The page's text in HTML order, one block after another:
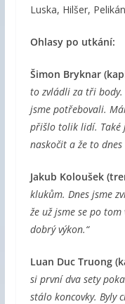
Luska, Hilšer, Pelikán
Ohlasy po utkání:
Šimon Bryknar
to zvládli za tři
jsme potřebovali.
přišlo tolik lidí. Také
naskočit a že to dnes
Jakub Koloušek
klukům. Dnes jsme
že už jsme se po
dobrý výkon.“
Luan Duc Truong
si první dva sety
stálo koncovky. Byly